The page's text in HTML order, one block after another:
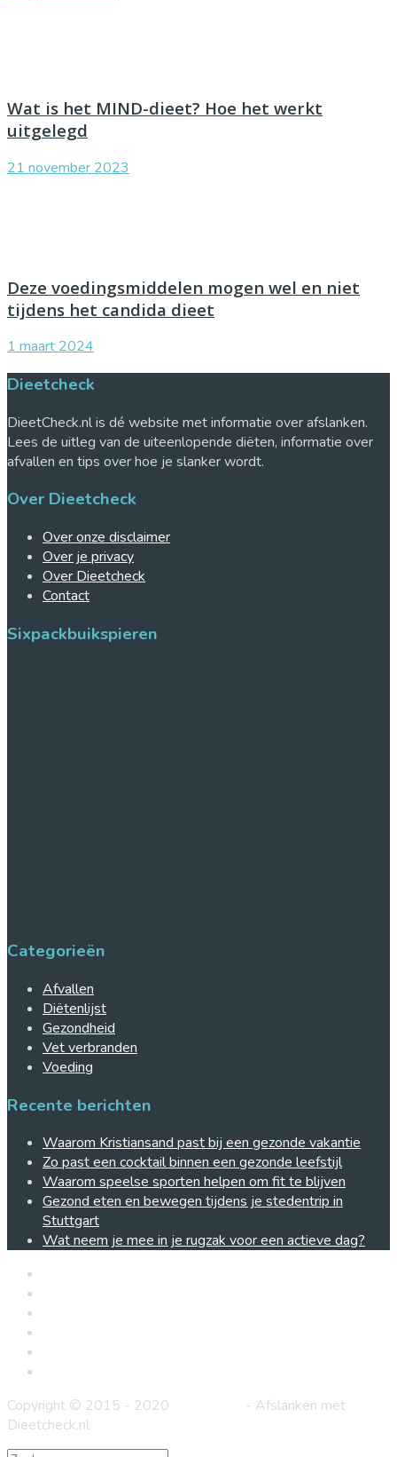
Wat is het MIND-dieet? Hoe het werkt
uitgelegd
21 november 2023
Deze voedingsmiddelen mogen wel en niet
tijdens het candida dieet
1 maart 2024
Dieetcheck
DieetCheck.nl is dé website met informatie over afslanken.
Lees de uitleg van de uiteenlopende diëten, informatie over
afvallen en tips over hoe je slanker wordt.
Over Dieetcheck
Over onze disclaimer
Over je privacy
Over Dieetcheck
Contact
Sixpackbuikspieren
Categorieën
Afvallen
Diëtenlijst
Gezondheid
Vet verbranden
Voeding
Recente berichten
Waarom Kristiansand past bij een gezonde vakantie
Zo past een cocktail binnen een gezonde leefstijl
Waarom speelse sporten helpen om fit te blijven
Gezond eten en bewegen tijdens je stedentrip in
Stuttgart
Wat neem je mee in je rugzak voor een actieve dag?
Copyright © 2015 - 2020
- Afslanken met
Dieetcheck.nl